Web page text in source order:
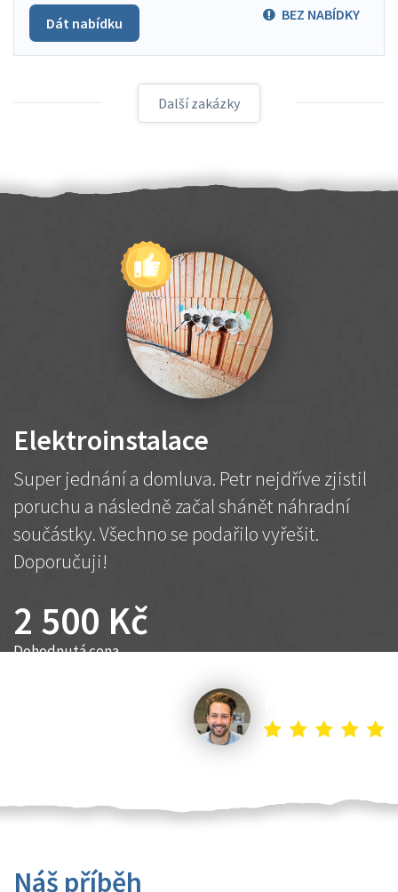
BEZ NABÍDKY
Dát nabídku
Další zakázky
Elektroinstalace
Super jednání a domluva. Petr nejdříve zjistil
poruchu a následně začal shánět náhradní
součástky. Všechno se podařilo vyřešit.
Doporučuji!
2 500 Kč
Dohodnutá cena
Náš příběh